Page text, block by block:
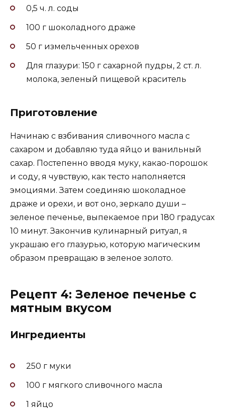
0,5 ч. л. соды
100 г шоколадного драже
50 г измельченных орехов
Для глазури: 150 г сахарной пудры, 2 ст. л.
молока, зеленый пищевой краситель
Приготовление
Начинаю с взбивания сливочного масла с
сахаром и добавляю туда яйцо и ванильный
сахар. Постепенно вводя муку, какао-порошок
и соду, я чувствую, как тесто наполняется
эмоциями. Затем соединяю шоколадное
драже и орехи, и вот оно, зеркало души –
зеленое печенье, выпекаемое при 180 градусах
10 минут. Закончив кулинарный ритуал, я
украшаю его глазурью, которую магическим
образом превращаю в зеленое золото.
Рецепт 4: Зеленое печенье с
мятным вкусом
Ингредиенты
250 г муки
100 г мягкого сливочного масла
1 яйцо